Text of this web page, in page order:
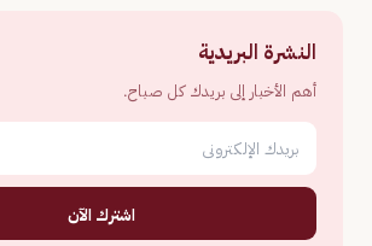
النشرة البريدية
أهم الأخبار إلى بريدك كل صباح.
اشترك الآن